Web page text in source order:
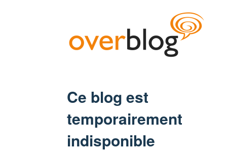
Ce blog est
temporairement
indisponible